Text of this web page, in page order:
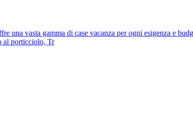
una vasta gamma di case vacanza per ogni esigenza e
al porticciolo, Tr